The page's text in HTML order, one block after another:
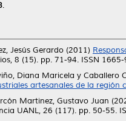
.
Jesús Gerardo (2011)
8 (15). pp. 71-94. ISSN
Diana Maricela y Caballero
artesanales de la región
Martinez, Gustavo Juan
UANL, 26 (117). pp. 50-55.